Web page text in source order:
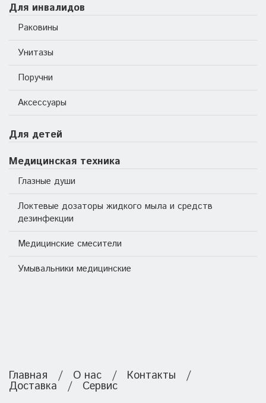
Для инвалидов
Раковины
Унитазы
Поручни
Аксессуары
Для детей
Медицинская техника
Глазные души
Локтевые дозаторы жидкого мыла и средств
дезинфекции
Медицинские смесители
Умывальники медицинские
Главная / О нас / Контакты /
Доставка / Сервис